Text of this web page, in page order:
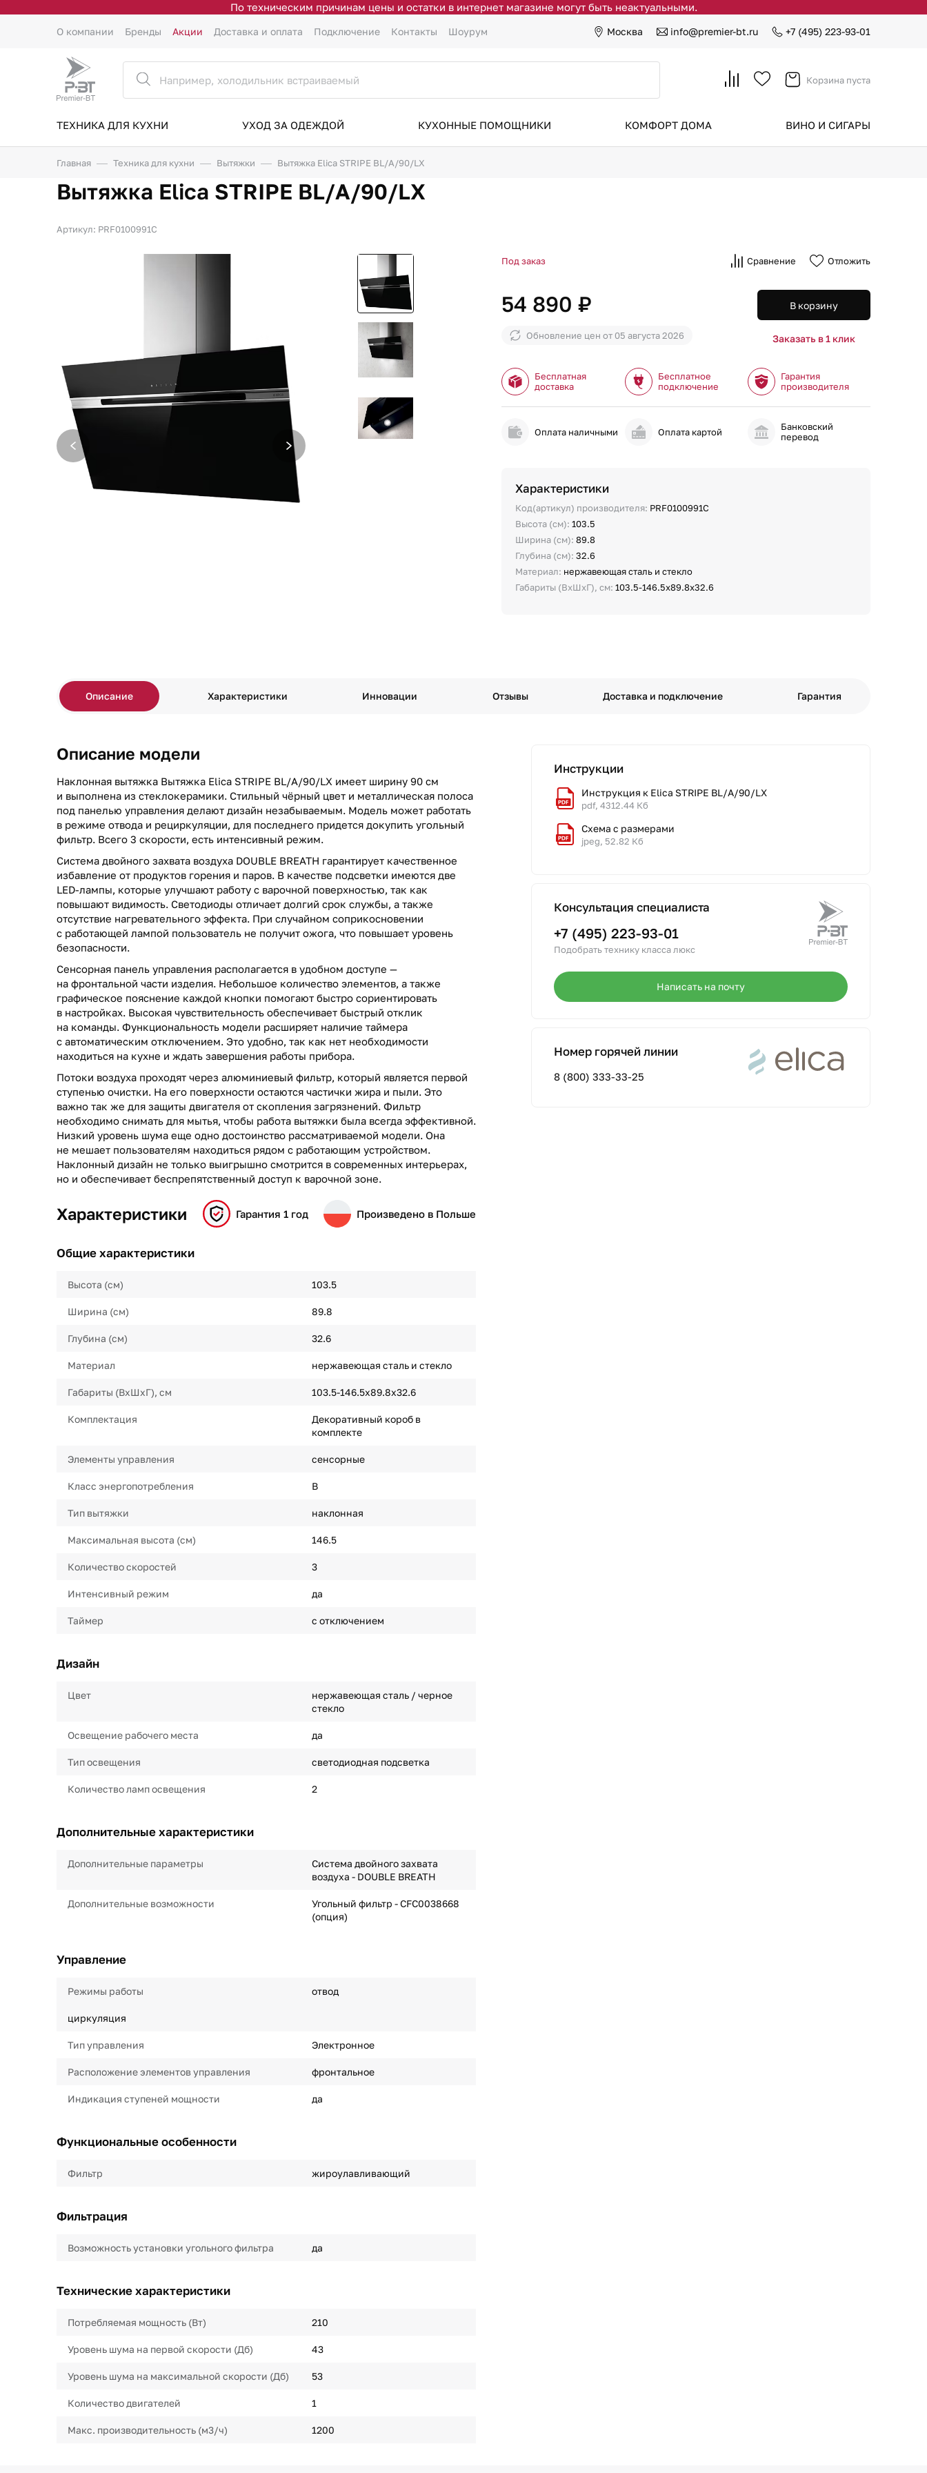
По техническим причинам цены и остатки в интернет магазине могут быть неактуальными.
О компании Бренды Акции Доставка и оплата Подключение Контакты Шоурум Москва info@premier-bt.ru +7 (495) 223-93-01
Корзина пуста
ТЕХНИКА ДЛЯ КУХНИ УХОД ЗА ОДЕЖДОЙ КУХОННЫЕ ПОМОЩНИКИ КОМФОРТ ДОМА ВИНО И СИГАРЫ
Главная Техника для кухни Вытяжки Вытяжка Elica STRIPE BL/A/90/LX
Вытяжка Elica STRIPE BL/A/90/LX
Артикул: PRF0100991C
Под заказ Сравнение Отложить
54 890 ₽
Обновление цен от 05 августа 2026
В корзину
Заказать в 1 клик
Бесплатная
доставка
Бесплатное
подключение
Гарантия
производителя
Оплата наличными Оплата картой
Банковский
перевод
Характеристики
Код(артикул) производителя: PRF0100991C
Высота (см):103.5
Ширина (см):89.8
Глубина (см):32.6
Материал: нержавеющая сталь и стекло
Габариты (ВхШхГ), см:103.5-146.5х89.8х32.6
Описание Характеристики Инновации Отзывы Доставка и подключение Гарантия
Описание модели
Наклонная вытяжка Вытяжка Elica STRIPE BL/A/90/LX имеет ширину 90 см
и выполнена из стеклокерамики. Стильный чёрный цвет и металлическая полоса
под панелью управления делают дизайн незабываемым. Модель может работать
в режиме отвода и рециркуляции, для последнего придется докупить угольный
фильтр. Всего 3 скорости, есть интенсивный режим.
Система двойного захвата воздуха DOUBLE BREATH гарантирует качественное
избавление от продуктов горения и паров. В качестве подсветки имеются две
LED-лампы, которые улучшают работу с варочной поверхностью, так как
повышают видимость. Светодиоды отличает долгий срок службы, а также
отсутствие нагревательного эффекта. При случайном соприкосновении
с работающей лампой пользователь не получит ожога, что повышает уровень
безопасности.
Сенсорная панель управления располагается в удобном доступе —
на фронтальной части изделия. Небольшое количество элементов, а также
графическое пояснение каждой кнопки помогают быстро сориентировать
в настройках. Высокая чувствительность обеспечивает быстрый отклик
на команды. Функциональность модели расширяет наличие таймера
с автоматическим отключением. Это удобно, так как нет необходимости
находиться на кухне и ждать завершения работы прибора.
Потоки воздуха проходят через алюминиевый фильтр, который является первой
ступенью очистки. На его поверхности остаются частички жира и пыли. Это
важно так же для защиты двигателя от скопления загрязнений. Фильтр
необходимо снимать для мытья, чтобы работа вытяжки была всегда эффективной.
Низкий уровень шума еще одно достоинство рассматриваемой модели. Она
не мешает пользователям находиться рядом с работающим устройством.
Наклонный дизайн не только выигрышно смотрится в современных интерьерах,
но и обеспечивает беспрепятственный доступ к варочной зоне.
Характеристики Гарантия 1 год Произведено в Польше
Общие характеристики
Высота (см) 103.5
Ширина (см) 89.8
Глубина (см) 32.6
Материал нержавеющая сталь и стекло
Габариты (ВхШхГ), см 103.5-146.5х89.8х32.6
Комплектация
Декоративный короб в
комплекте
Элементы управления сенсорные
Класс энергопотребления B
Тип вытяжки наклонная
Максимальная высота (см) 146.5
Количество скоростей 3
Интенсивный режим да
Таймер с отключением
Дизайн
Цвет
нержавеющая сталь / черное
стекло
Освещение рабочего места да
Тип освещения светодиодная подсветка
Количество ламп освещения 2
Дополнительные характеристики
Дополнительные параметры
Система двойного захвата
воздуха - DOUBLE BREATH
Дополнительные возможности
Угольный фильтр - CFC0038668
(опция)
Управление
Режимы работы отвод
циркуляция
Тип управления Электронное
Расположение элементов управления фронтальное
Индикация ступеней мощности да
Функциональные особенности
Фильтр жироулавливающий
Фильтрация
Возможность установки угольного фильтра да
Технические характеристики
Потребляемая мощность (Вт) 210
Уровень шума на первой скорости (Дб) 43
Уровень шума на максимальной скорости (Дб) 53
Количество двигателей 1
Макс. производительность (м3/ч) 1200
Инструкции
Инструкция к Elica STRIPE BL/A/90/LX
pdf, 4312.44 Кб
Схема с размерами
jpeg, 52.82 Кб
Консультация специалиста
+7 (495) 223-93-01
Подобрать технику класса люкс
Написать на почту
Номер горячей линии
8 (800) 333-33-25